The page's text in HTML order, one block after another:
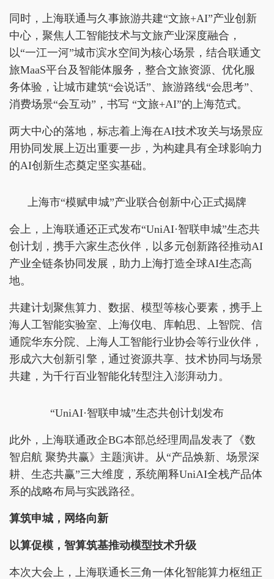
同时，上海联通与久事旅游共建“文旅+AI”产业创新
中心，聚焦人工智能技术与文旅产业深度融合，
以“一江一河”城市滨水空间为核心场景，结合联通文
旅MaaS平台及智能体服务，整合文旅资源、优化服
务体验，让城市建筑“会说话”、旅游路线“会思考”、
消费场景“会互动”，书写 “文旅+AI”的上海范式。
两大中心的落地，标志着上海在AI技术攻关与场景应
用协同发展上迈出重要一步，为构建具有全球影响力
的AI创新生态奠定坚实基础。
上海市“模赋申城”产业联合创新中心正式揭牌
会上，上海联通还正式发布“UniAI·智联申城”生态共
创计划，携手六家生态伙伴，以多元创新路径推动AI
产业全链条协同发展，助力上海打造全球AI生态高
地。
共建计划聚焦算力、数据、模型等核心要素，携手上
海人工智能实验室、上海仪电、库帕思、上智院、信
通院华东分院、上海人工智能行业协会等行业伙伴，
形成六大创新引擎，通过资源共享、技术协同与场景
共建，为千行百业智能化转型注入澎湃动力。
“UniAI·智联申城”生态共创计划发布
此外，上海联通政企BG本部总经理周晶发表了《数
智启航 聚势共赢》主题演讲。从“产品焕新、场景深
耕、生态共赢”三大维度，系统阐释UniAI全栈产品体
系的战略布局与实践路径。
算筑申城，网络向新
以算促模，智算筑基推动模型技术升级
本次大会上，上海联通长三角一体化智能算力枢纽正